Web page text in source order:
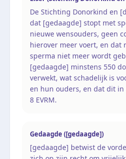
De Stichting Donorkind en
dat [gedaagde] stopt met
nieuwe wensouders, geen
hierover meer voert, en dat
sperma niet meer wordt
[gedaagde] minstens 550
verwekt, wat schadelijk is
en hun ouders, en dat dit
8 EVRM.
Gedaagde ([gedaagde])
[gedaagde] betwist de